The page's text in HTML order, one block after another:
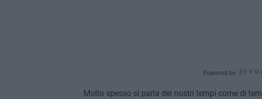
Powered by
Molto spesso si parla dei nostri tempi come di